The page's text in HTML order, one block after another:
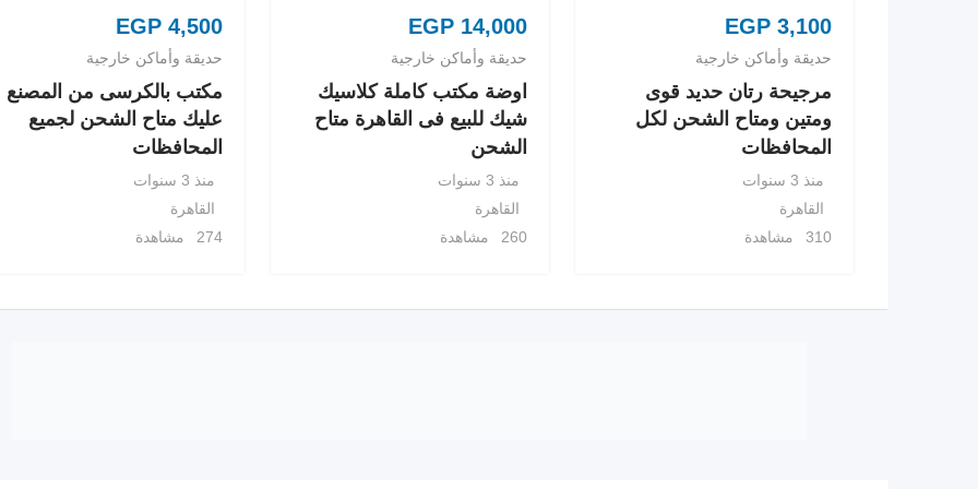
EGP 3,100
حديقة وأماكن خارجية
مرجيحة رتان حديد قوى
ومتين ومتاح الشحن لكل
المحافظات
منذ 3 سنوات
القاهرة
310 مشاهدة
EGP14,000
حديقة وأماكن خارجية
اوضة مكتب كاملة كلاسيك
شيك للبيع فى القاهرة متاح
الشحن
منذ 3 سنوات
القاهرة
260 مشاهدة
EGP4,500
حديقة وأماكن خارجية
مكتب بالكرسى من المصنع
عليك متاح الشحن لجميع
المحافظات
منذ 3 سنوات
القاهرة
274 مشاهدة